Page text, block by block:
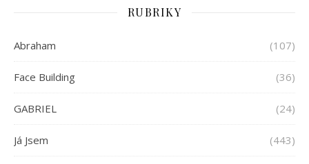
RUBRIKY
Abraham (107)
Face Building (36)
GABRIEL (24)
Já Jsem (443)